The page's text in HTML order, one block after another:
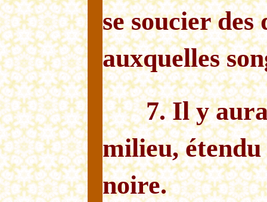
se soucier des
auxquelles
7. Il y
milieu,
noire.